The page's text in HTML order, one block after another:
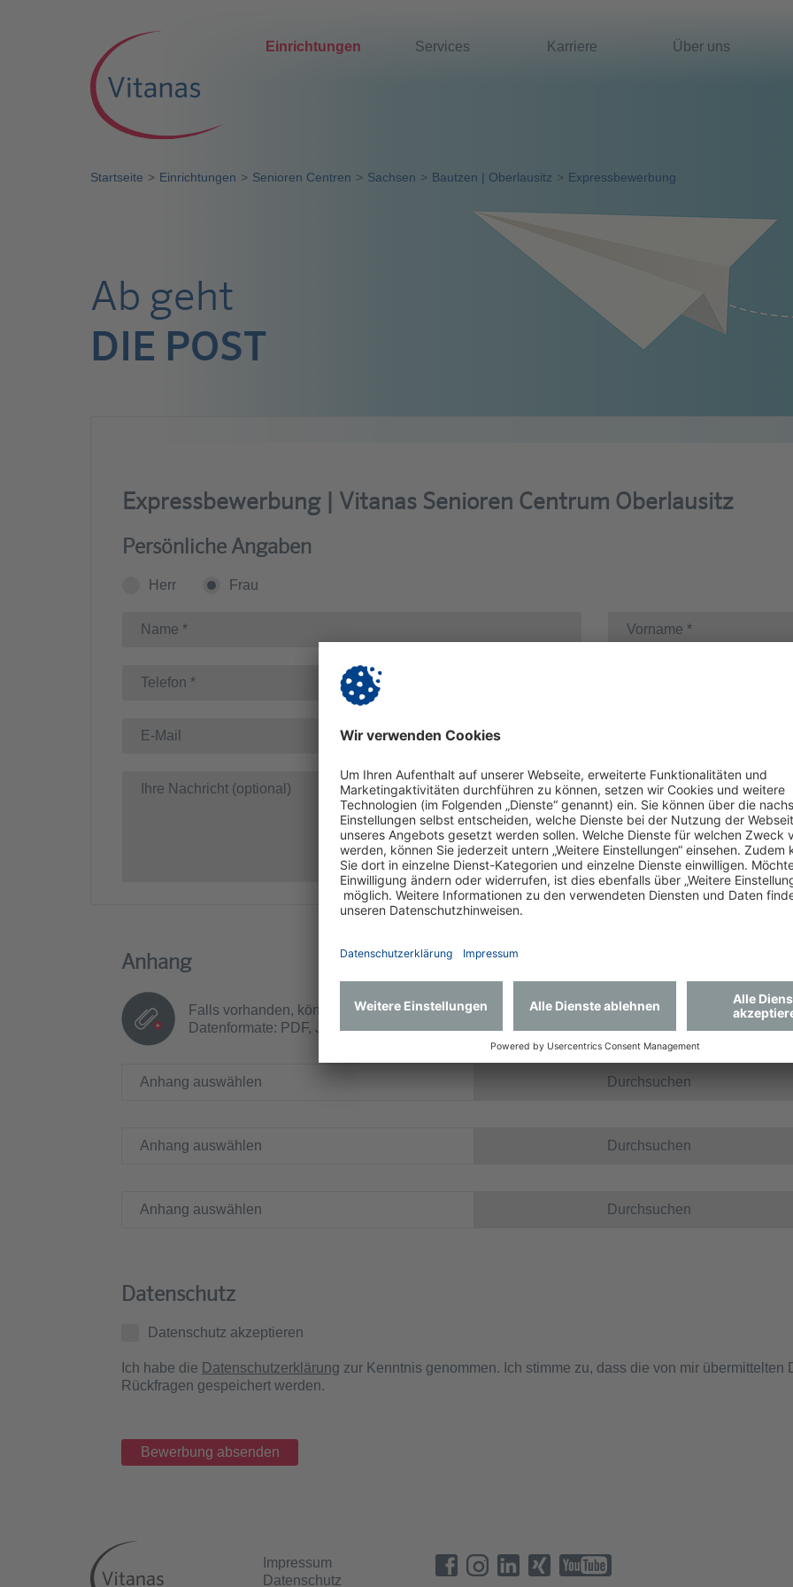
Startseite Einrichtungen Senioren Centren Sachsen Bautzen | Oberlausitz Expressbewerbung
Einrichtungen Services Karriere Über uns
Ab geht
DIE POST
Expressbewerbung | Vitanas Senioren Centrum Oberlausitz
Persönliche Angaben
Herr Frau
Anhang
Falls vorhanden, können Sie hier Ihre Unterlagen wie z.B. Lebenslauf, Zeugnisse etc.
Datenformate: PDF, JPG, PNG | Max. Dateigröße 10 MB
Anhang auswählen Durchsuchen
Anhang auswählen Durchsuchen
Anhang auswählen Durchsuchen
Datenschutz
Datenschutz akzeptieren
Ich habe die Datenschutzerklärung zur Kenntnis genommen. Ich stimme zu, dass die von mir übermittelten
Rückfragen gespeichert werden.
Impressum
Datenschutz